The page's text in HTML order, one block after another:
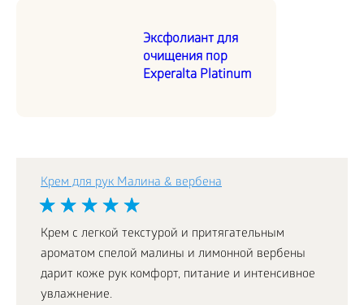
Эксфолиант для
очищения пор
Experalta Platinum
Крем для рук Малина & вербена
Крем с легкой текстурой и притягательным
ароматом спелой малины и лимонной вербены
дарит коже рук комфорт, питание и интенсивное
увлажнение.